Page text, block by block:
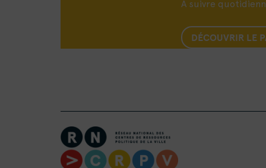
A suivre
DÉCOUVRIR LE